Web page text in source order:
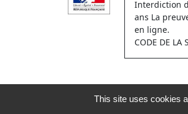
Interdiction
ans La
en ligne.
CODE DE LA
This site uses cookies